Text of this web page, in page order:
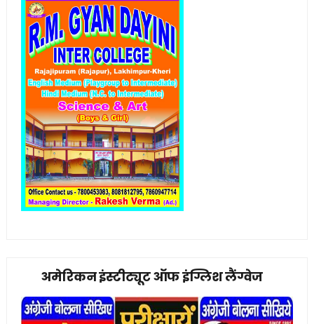
अमेरिकन इंस्टीट्यूट ऑफ इंग्लिश लैंग्वेज